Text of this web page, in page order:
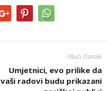
Idući članak
Umjetnici, evo prilike da
vaši radovi budu prikazani